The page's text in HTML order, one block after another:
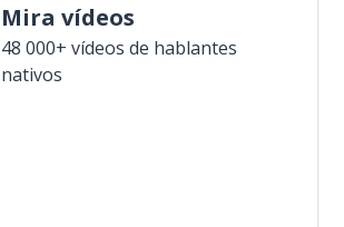
Mira vídeos
48 000+ vídeos de hablantes
nativos